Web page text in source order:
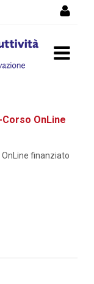
Corso OnLine
OnLine finanziato